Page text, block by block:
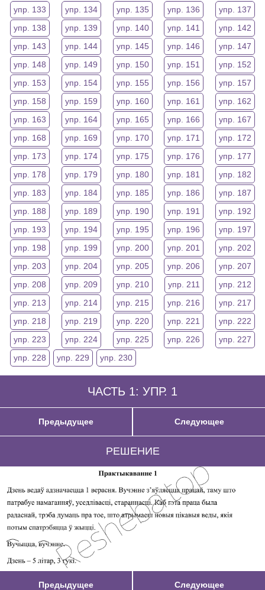
упр. 133
упр. 134 упр. 135 упр. 136
упр. 137
упр. 138
упр. 139 упр. 140 упр. 141
упр. 142
упр. 143
упр. 144 упр. 145 упр. 146
упр. 147
упр. 148
упр. 149 упр. 150 упр. 151
упр. 152
упр. 153
упр. 154 упр. 155 упр. 156
упр. 157
упр. 158
упр. 159 упр. 160 упр. 161
упр. 162
упр. 163
упр. 164 упр. 165 упр. 166
упр. 167
упр. 168
упр. 169 упр. 170 упр. 171
упр. 172
упр. 173
упр. 174 упр. 175 упр. 176
упр. 177
упр. 178
упр. 179 упр. 180 упр. 181
упр. 182
упр. 183
упр. 184 упр. 185 упр. 186
упр. 187
упр. 188
упр. 189 упр. 190 упр. 191
упр. 192
упр. 193
упр. 194 упр. 195 упр. 196
упр. 197
упр. 198
упр. 199 упр. 200 упр. 201
упр. 202
упр. 203
упр. 204 упр. 205 упр. 206
упр. 207
упр. 208
упр. 209 упр. 210 упр. 211
упр. 212
упр. 213
упр. 214 упр. 215 упр. 216
упр. 217
упр. 218
упр. 219 упр. 220 упр. 221
упр. 222
упр. 223
упр. 224 упр. 225 упр. 226
упр. 227
упр. 228
упр. 229 упр. 230
ЧАСТЬ 1: УПР. 1
Предыдущее Следующее
РЕШЕНИЕ
Предыдущее Следующее